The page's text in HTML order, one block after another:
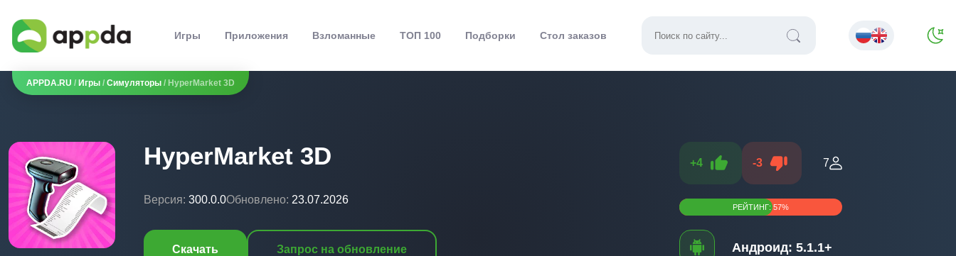
Игры Приложения Взломанные ТОП 100 Подборки Стол заказов
APPDA.RU / Игры / Симуляторы / HyperMarket 3D
HyperMarket 3D
Версия: 300.0.0Обновлено: 23.07.2026
Скачать Запрос на обновление
+4 -3 7
РЕЙТИНГ:57%
Андроид: 5.1.1+